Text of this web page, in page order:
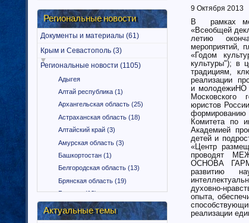
Региональные новости
Документы и материалы (61)
Крым и Севастополь (3)
Региональные новости (1105)
Адыгея
Алтай республика (1)
Архангельская область (25)
Астраханская область (18)
Алтайский край (3)
Амурская область (3)
Башкортостан (1)
Белгородская область (13)
Брянская область (19)
Бурятия (12)
Владимирская область (15)
Вологодская область (9)
Актуальные темы
9 Октября 2013
В рамках
«Всеобщей
летию
мероприятий,
«Годом
культуры"); в
традициям,
реализации
и молодежиНО
Московского
юристов
формированию
Комитета по
Академией
детей и
«Центр
проводят
ОСНОВА
развитию
духовно-
опыта,
реализации